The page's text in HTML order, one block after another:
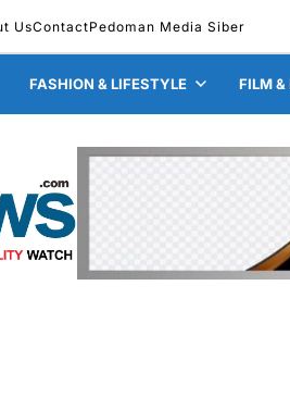
UsContactPedoman Media Siber
FASHION & LIFESTYLE FILM &